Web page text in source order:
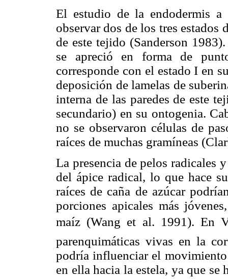
El estudio de la endodermis
observar dos de los tres estados
de este tejido (Sanderson
se apreció en forma de
corresponde con el estado I en
deposición de lamelas de
interna de las paredes de este
secundario) en su ontogenia.
no se observaron células de
raíces de muchas gramíneas
La presencia de pelos radicales
del ápice radical, lo que hace
raíces de caña de azúcar
porciones apicales más
maíz (Wang et al. 1991). En
parenquimáticas vivas en la
podría influenciar el
en ella hacia la estela, ya que